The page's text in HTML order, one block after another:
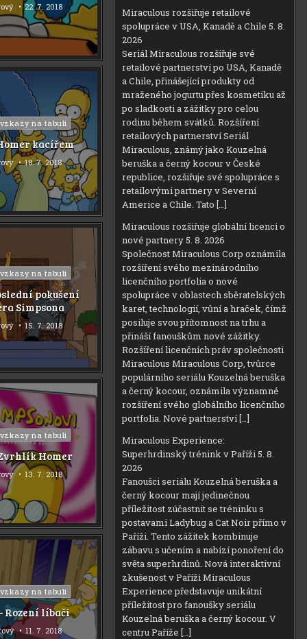
22. 7. 2018
na tabuli
kacířem
18. 7. 2018
na tabuli
pokušení
Simpsona
15. 7. 2018
na tabuli
Zvrhlík Homer
13. 7. 2018
na tabuli
Rození líbači
11. 7. 2018
Miraculous rozšiřuje retailové
spolupráce v USA, Kanadě a Chile 5. 8.
2026
Seriál Miraculous rozšiřuje své
retailové partnerství po USA, Kanadě
a Chile, přinášející produkty od
mraženého jogurtu přes kosmetiku až
po sladkosti a zážitky pro celou
rodinu během svátků. Rozšíření
retailových partnerství Seriál
Miraculous, známý jako Kouzelná
beruška a černý kocour v České
republice, rozšiřuje své spolupráce s
retailovými partnery v Severní
Americe a Chile. Tato […]
Miraculous rozšiřuje globální licenci o
nové partnery 5. 8. 2026
Společnost Miraculous Corp oznámila
rozšíření svého mezinárodního
licenčního portfolia o nové
spolupráce v oblastech sběratelských
karet, technologií, vůní a hraček, čímž
posiluje svou přítomnost na trhu a
přináší fanouškům nové zážitky.
Rozšíření licenčních práv společnosti
Miraculous Miraculous Corp, tvůrce
populárního seriálu Kouzelná beruška
a černý kocour, oznámila významné
rozšíření svého globálního licenčního
portfolia. Nové partnerství […]
Miraculous Experience:
Superhrdinský trénink v Paříži 5. 8.
2026
Fanoušci seriálu Kouzelná beruška a
černý kocour mají jedinečnou
příležitost zúčastnit se tréninku s
postavami Ladybug a Cat Noir přímo v
Paříži. Tento zážitek kombinuje
zábavu s učením a nabízí ponoření do
světa superhrdinů. Nová interaktivní
zkušenost v Paříži Miraculous
Experience představuje unikátní
příležitost pro fanoušky seriálu
Kouzelná beruška a černý kocour. V
centru Paříže […]